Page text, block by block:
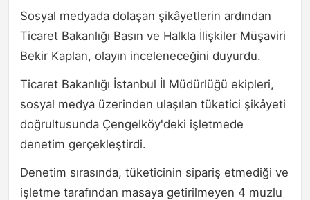
Sosyal medyada dolaşan şikâyetlerin ardından
Ticaret Bakanlığı Basın ve Halkla İlişkiler Müşaviri
Bekir Kaplan, olayın inceleneceğini duyurdu.
Ticaret Bakanlığı İstanbul İl Müdürlüğü ekipleri,
sosyal medya üzerinden ulaşılan tüketici şikâyeti
doğrultusunda Çengelköy'deki işletmede
denetim gerçekleştirdi.
Denetim sırasında, tüketicinin sipariş etmediği ve
işletme tarafından masaya getirilmeyen 4 muzlu